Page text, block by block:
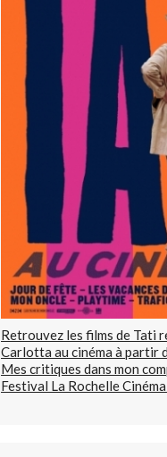
Retrouvez les films de Tati
Carlotta au cinéma à partir
Mes critiques dans mon
Festival La Rochelle